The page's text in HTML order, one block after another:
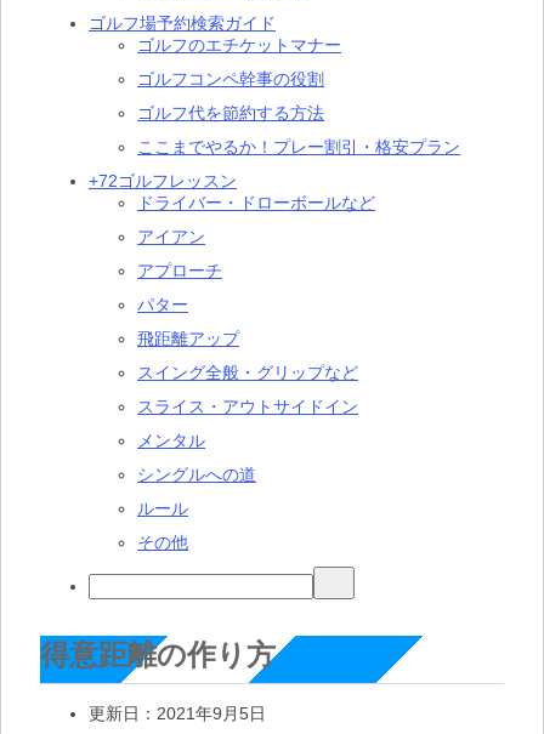
ゴルフ場予約検索ガイド
ゴルフのエチケットマナー
ゴルフコンペ幹事の役割
ゴルフ代を節約する方法
ここまでやるか！プレー割引・格安プラン
+72ゴルフレッスン
ドライバー・ドローボールなど
アイアン
アプローチ
パター
飛距離アップ
スイング全般・グリップなど
スライス・アウトサイドイン
メンタル
シングルへの道
ルール
その他
得意距離の作り方
更新日： 2021年9月5日